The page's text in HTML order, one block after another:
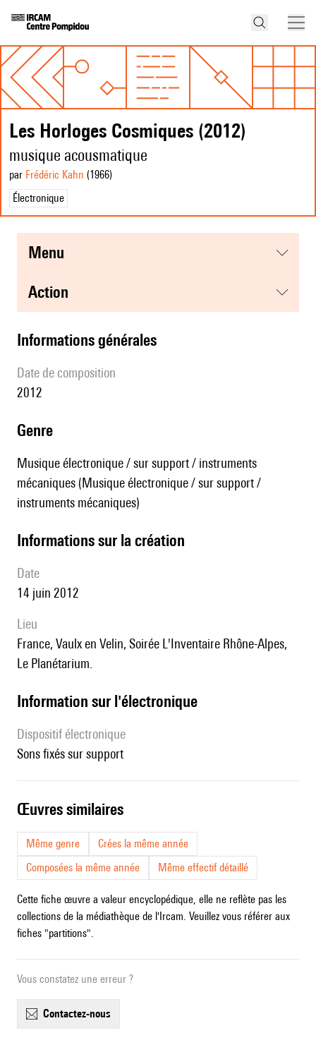
Les Horloges Cosmiques (2012)
musique acousmatique
par Frédéric Kahn (1966)
Électronique
menu
action
informations générales
date de composition
2012
genre
Musique électronique / sur support / instruments
mécaniques (Musique électronique / sur support /
instruments mécaniques)
informations sur la création
date
14 juin 2012
lieu
France, Vaulx en Velin, Soirée L'Inventaire Rhône-Alpes,
Le Planétarium.
Information sur l'électronique
Dispositif électronique
sons fixés sur support
œuvres similaires
Même genre
Crées la même année
Composées la même année
Même effectif détaillé
Cette fiche œuvre a valeur encyclopédique, elle ne reflète pas les
collections de la médiathèque de l'Ircam. Veuillez vous référer aux
fiches "partitions".
Vous constatez une erreur ?
contactez-nous